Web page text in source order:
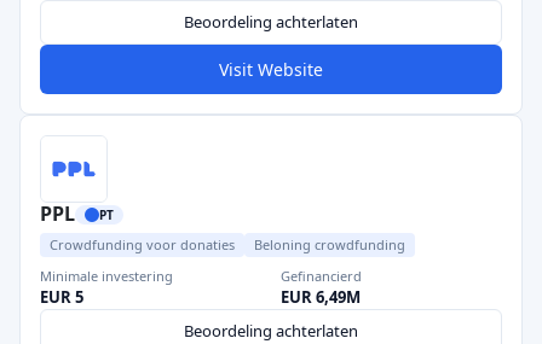
Beoordeling achterlaten
Visit Website
PPL PT
Crowdfunding voor donaties
Beloning crowdfunding
Minimale investering
EUR 5
Gefinancierd
EUR 6,49M
Beoordeling achterlaten